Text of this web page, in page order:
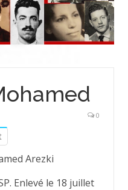
0
Arezki
Enlevé le 18 juillet